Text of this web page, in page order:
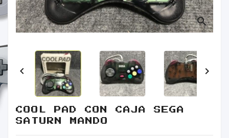
search
 
COOL PAD CON CAJA SEGA
SATURN MANDO